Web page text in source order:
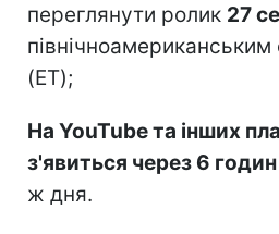
переглянути ролик 27
(ET);
На YouTube та інших
з'явиться через 6 годин
ж дня.